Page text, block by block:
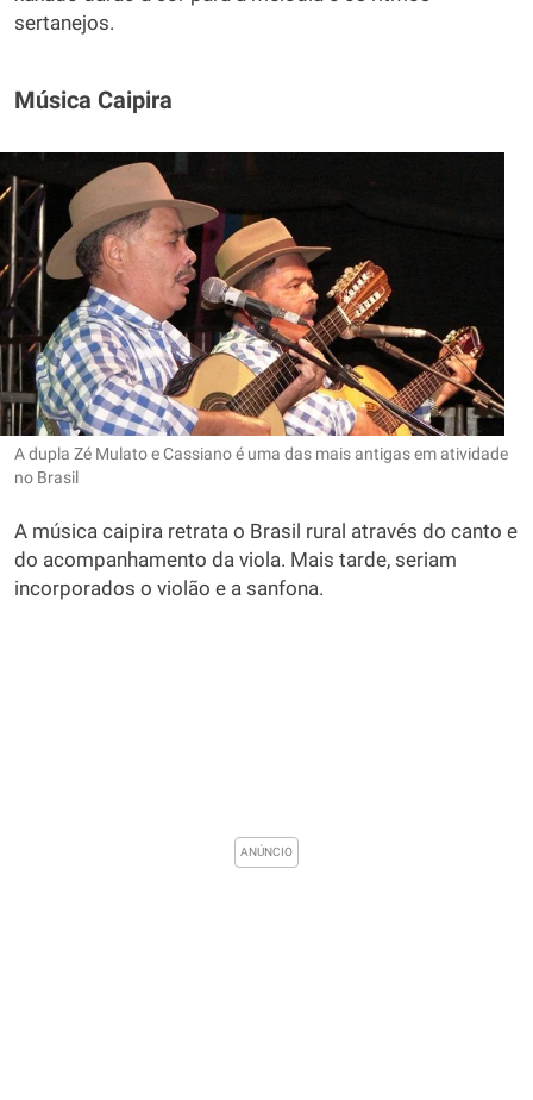
sertanejos.
Música Caipira
A dupla Zé Mulato e Cassiano é uma das mais antigas em atividade
no Brasil
A música caipira retrata o Brasil rural através do canto e
do acompanhamento da viola. Mais tarde, seriam
incorporados o violão e a sanfona.